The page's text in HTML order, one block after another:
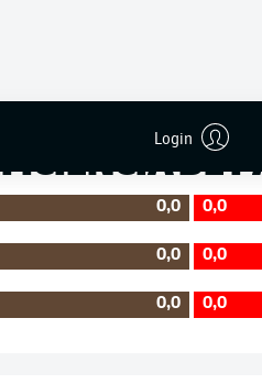
LoginDE
0,0 0,0
0,0 0,0
0,0 0,0